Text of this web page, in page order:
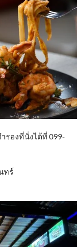
รองที่นั่งได้ที่ 099-
ทร์